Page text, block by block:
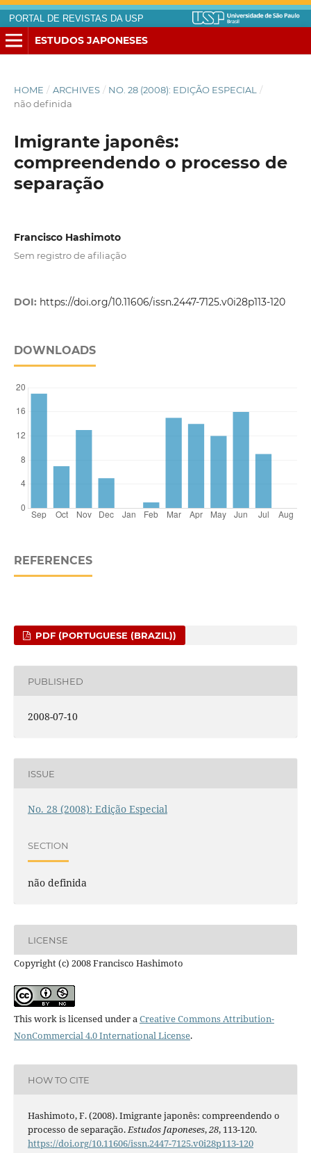
PORTAL DE REVISTAS DA USP
ESTUDOS JAPONESES
HOME / ARCHIVES / NO. 28 (2008): EDIÇÃO ESPECIAL /
não definida
Imigrante japonês:
compreendendo o processo de
separação
Francisco Hashimoto
Sem registro de afiliação
DOI: https://doi.org/10.11606/issn.2447-7125.v0i28p113-120
DOWNLOADS
REFERENCES
PDF (PORTUGUESE (BRAZIL))
PUBLISHED
2008-07-10
ISSUE
No. 28 (2008): Edição Especial
SECTION
não definida
LICENSE
Copyright (c) 2008 Francisco Hashimoto
This work is licensed under aCreative Commons Attribution-
NonCommercial 4.0 International License.
HOW TO CITE
Hashimoto, F. (2008). Imigrante japonês: compreendendo o
processo de separação.Estudos Japoneses,28, 113-120.
https://doi.org/10.11606/issn.2447-7125.v0i28p113-120